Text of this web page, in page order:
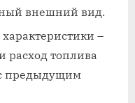
внешний вид.
–
расход топлива
предыдущим